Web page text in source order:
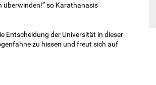
überwinden!” so Karathanasis
Entscheidung der Universität in dieser
zu hissen und freut sich auf